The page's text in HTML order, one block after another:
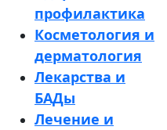
профилактика
Косметология и
дерматология
Лекарства и
БАДы
Лечение и